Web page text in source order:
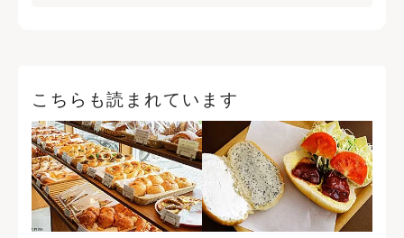
こちらも読まれています